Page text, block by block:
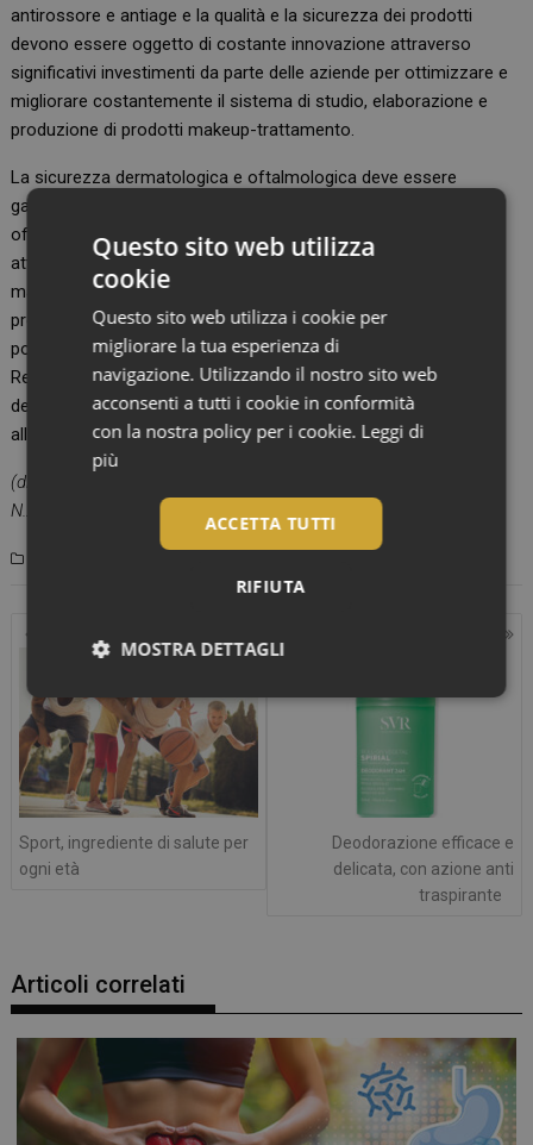
antirossore e antiage e la qualità e la sicurezza dei prodotti
devono essere oggetto di costante innovazione attraverso
significativi investimenti da parte delle aziende per ottimizzare e
migliorare costantemente il sistema di studio, elaborazione e
produzione di prodotti makeup-trattamento.
La sicurezza dermatologica e oftalmologica deve essere
garantita da formulazioni clinicamente, dermatologicamente,
oftalmologicamente e microbiologicamente testate, da principi
attivi selezionati in modo rigoroso e dalla verifica costante di
materie prime, semilavorati e prodotti finiti. Anche le
profumazioni devono essere formulate escludendo sostanze
potenzialmente allergizzanti, secondo i criteri indicati nel
Regolamento Ce. Inoltre gli imballaggi e i packaging non solo
devono essere garantiti, ma devono corrispondere alle linee più
all’avanguardia in termini di ecosostenibilità.
(di Alessandra Cantù e Corinna Rigoni, Panorama Cosmetico
N.2/2025, ©riproduzione riservata)
Navigazione
articoli
Sport, ingrediente di salute per
ogni età
Deodorazione efficace e
delicata, con azione anti
traspirante
Articoli correlati
Questo sito web utilizza
cookie
Questo sito web utilizza i cookie per
migliorare la tua esperienza di
navigazione. Utilizzando il nostro sito web
acconsenti a tutti i cookie in conformità
con la nostra policy per i cookie. Leggi di
più
ACCETTA TUTTI
RIFIUTA
MOSTRA DETTAGLI
Necessari
funzionare correttamente senza questi cookie.
PHP.net
.www.panoramacosmetico.it
Sessione